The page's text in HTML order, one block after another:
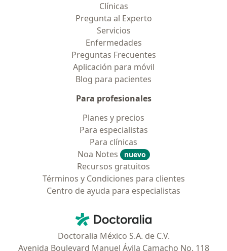
Clínicas
Pregunta al Experto
Servicios
Enfermedades
Preguntas Frecuentes
Aplicación para móvil
Blog para pacientes
Para profesionales
Planes y precios
Para especialistas
Para clínicas
Noa Notes
nuevo
Recursos gratuitos
Términos y Condiciones para clientes
Centro de ayuda para especialistas
Doctoralia - Página de inicio
Doctoralia México S.A. de C.V.
Avenida Boulevard Manuel Ávila Camacho No. 118